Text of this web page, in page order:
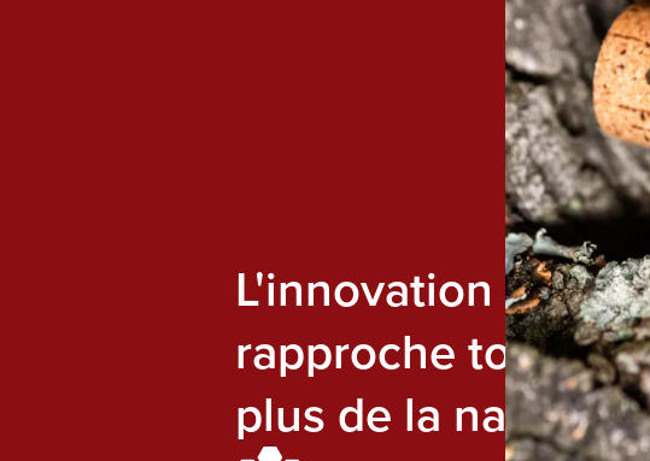
L'innovation nous
rapproche toujours
plus de la nature